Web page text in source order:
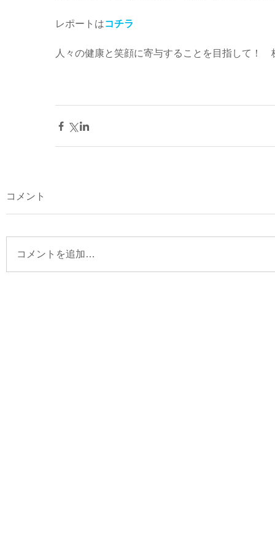
レポートはコチラ
人々の健康と笑顔に寄与することを目指して！
コメント
コメントを追加…